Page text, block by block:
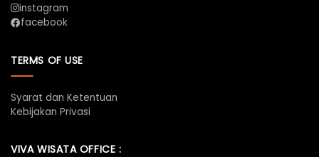
instagram
facebook
TERMS OF USE
Syarat dan Ketentuan
Kebijakan Privasi
VIVA WISATA OFFICE :